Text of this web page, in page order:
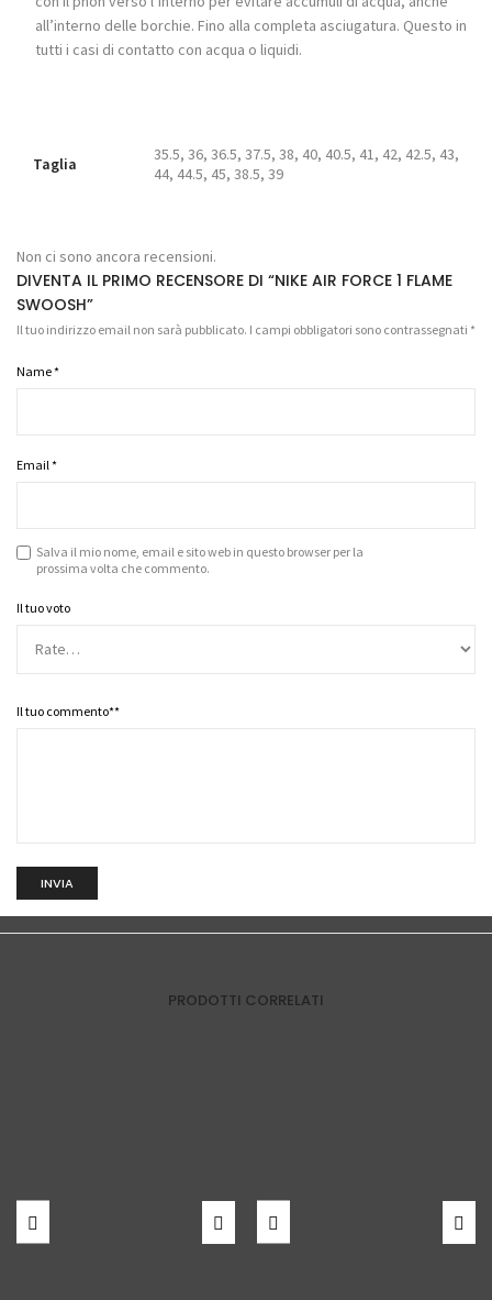
all’interno delle borchie. Fino alla completa asciugatura. Questo in
tutti i casi di contatto con acqua o liquidi.
Taglia
35.5, 36, 36.5, 37.5, 38, 40, 40.5, 41, 42, 42.5, 43,
44, 44.5, 45, 38.5, 39
Non ci sono ancora recensioni.
DIVENTA IL PRIMO RECENSORE DI “NIKE AIR FORCE 1 FLAME
SWOOSH”
Il tuo indirizzo email non sarà pubblicato. I campi obbligatori sono contrassegnati *
Name*
Email*
Salva il mio nome, email e sito web in questo browser per la
prossima volta che commento.
Il tuo voto
Il tuo commento**
PRODOTTI CORRELATI